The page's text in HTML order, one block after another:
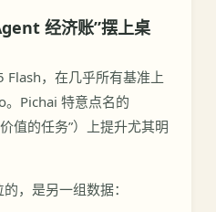
经济账”摆上桌
，在几乎所有基准上
Pichai 特意点名的
值的任务”）上提升尤其明
，是另一组数据：